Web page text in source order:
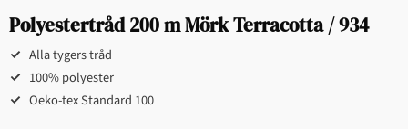
Polyestertråd 200 m Mörk Terracotta / 934
Alla tygers tråd
100% polyester
Oeko-tex Standard 100